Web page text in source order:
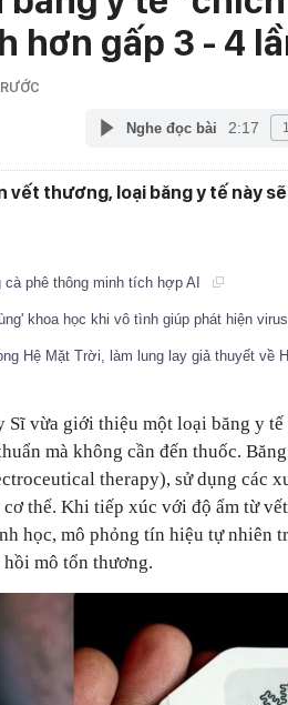
hơn gấp 3 - 4
Nghe đọc bài 2:17
vết thương, loại băng y tế này
phê thông minh tích hợp AI
khoa học khi vô tình giúp phát hiện
Hệ Mặt Trời, làm lung lay giả thuyết về
Sĩ vừa giới thiệu một loại băng y tế
mà không cần đến thuốc.
therapy), sử dụng các
thể. Khi tiếp xúc với độ ẩm từ
học, mô phỏng tín hiệu tự nhiên
mô tổn thương.